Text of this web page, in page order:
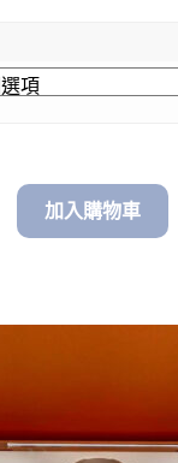
加入購物車